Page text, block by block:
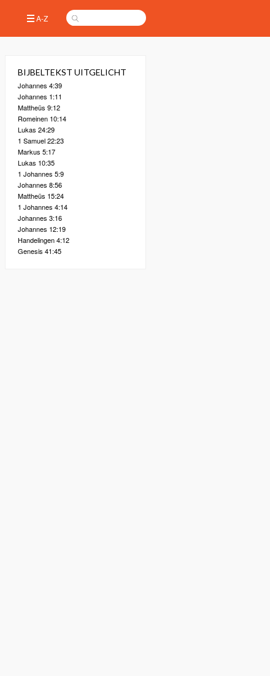
A-Z
BIJBELTEKST UITGELICHT
Johannes 4:39
Johannes 1:11
Mattheüs 9:12
Romeinen 10:14
Lukas 24:29
1 Samuel 22:23
Markus 5:17
Lukas 10:35
1 Johannes 5:9
Johannes 8:56
Mattheüs 15:24
1 Johannes 4:14
Johannes 3:16
Johannes 12:19
Handelingen 4:12
Genesis 41:45